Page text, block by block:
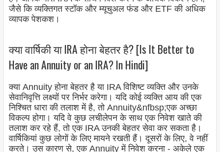
जैसे कि व्यक्तिगत स्टॉक और म्यूचुअल फंड और ETF की अधिक
व्यापक पेशकश।
क्या वार्षिकी या IRA होना बेहतर है? [Is It Better to
Have an Annuity or an IRA? In Hindi]
क्या Annuity होना बेहतर है या IRA विशिष्ट व्यक्ति और उनके
सेवानिवृत्ति लक्ष्यों पर निर्भर करेगा। यदि कोई व्यक्ति आय की एक
निश्चित धारा की तलाश में है, तो Annuity&nfbsp;एक अच्छा
विकल्प होगा। यदि वे कुछ लचीलेपन के साथ एक निवेश खाते की
तलाश कर रहे हैं, तो एक IRA उनकी बेहतर सेवा कर सकता है।
वार्षिकियां कुछ लोगों के लिए मायने रखती हैं। दूसरों के लिए, वे नहीं
करते। उस कारण से, एक Annuity में निवेश करना - अकेले एक